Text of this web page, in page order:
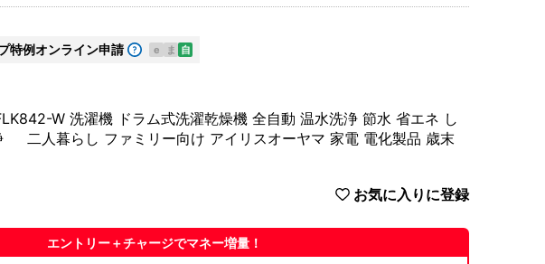
特例オンライン申請 e ま 自
W 洗濯機 ドラム式洗濯乾燥機 全自動 温水洗浄 節水 省エネ し
二人暮らし ファミリー向け アイリスオーヤマ 家電 電化製品 歳末
お気に入りに登録
エントリー＋チャージでマネー増量！